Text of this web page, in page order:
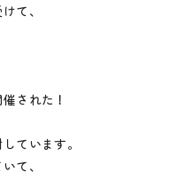
て、
された！
ています。
て、